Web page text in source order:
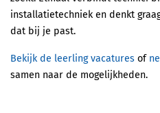
installatietechniek en denkt
dat bij je past.
Bekijk de leerling vacatures of
samen naar de mogelijkheden.